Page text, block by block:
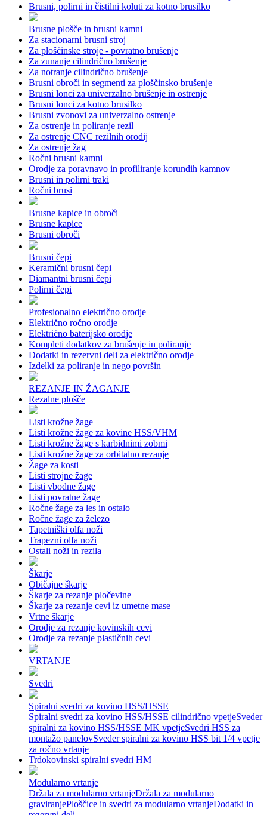
Brusni, polirni in čistilni koluti za kotno brusilko
Brusne plošče in brusni kamni
Za stacionarni brusni stroj
Za ploščinske stroje - povratno brušenje
Za zunanje cilindrično brušenje
Za notranje cilindrično brušenje
Brusni obroči in segmenti za ploščinsko brušenje
Brusni lonci za univerzalno brušenje in ostrenje
Brusni lonci za kotno brusilko
Brusni zvonovi za univerzalno ostrenje
Za ostrenje in poliranje rezil
Za ostrenje CNC rezilnih orodij
Za ostrenje žag
Ročni brusni kamni
Orodje za poravnavo in profiliranje korundih kamnov
Brusni in polirni traki
Ročni brusi
Brusne kapice in obroči
Brusne kapice
Brusni obroči
Brusni čepi
Keramični brusni čepi
Diamantni brusni čepi
Polirni čepi
Profesionalno električno orodje
Električno ročno orodje
Električno baterijsko orodje
Kompleti dodatkov za brušenje in poliranje
Dodatki in rezervni deli za električno orodje
Izdelki za poliranje in nego površin
REZANJE IN ŽAGANJE
Rezalne plošče
Listi krožne žage
Listi krožne žage za kovine HSS/VHM
Listi krožne žage s karbidnimi zobmi
Listi krožne žage za orbitalno rezanje
Žage za kosti
Listi strojne žage
Listi vbodne žage
Listi povratne žage
Ročne žage za les in ostalo
Ročne žage za železo
Tapetniški olfa noži
Trapezni olfa noži
Ostali noži in rezila
Škarje
Običajne škarje
Škarje za rezanje pločevine
Škarje za rezanje cevi iz umetne mase
Vrtne škarje
Orodje za rezanje kovinskih cevi
Orodje za rezanje plastičnih cevi
VRTANJE
Svedri
Spiralni svedri za kovino HSS/HSSE
Spiralni svedri za kovino HSS/HSSE cilindrično vpetjeSveder
spiralni za kovino HSS/HSSE MK vpetjeSvedri HSS za
montažo panelovSveder spiralni za kovino HSS bit 1/4 vpetje
za ročno vrtanje
Trdokovinski spiralni svedri HM
Modularno vrtanje
Držala za modularno vrtanjeDržala za modularno
graviranjePloščice in svedri za modularno vrtanjeDodatki in